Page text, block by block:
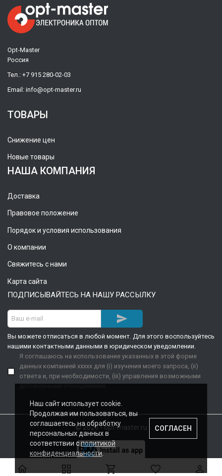
Opt-Master
Россия
Тел.: +7 915 280-02-03
Email: info@opt-master.ru
ТОВАРЫ
Снижение цен
Новые товары
НАША КОМПАНИЯ
Доставка
Правовое положение
Порядок и условия использования
О компании
Свяжитесь с нами
Карта сайта
ПОДПИСЫВАЙТЕСЬ НА НАШУ РАССЫЛКУ

Вы можете отписаться в любой момент. Для этого воспользуйтесь
нашими контактными данными в юридическом уведомлении.
Я соглашаюсь на использование указанных в этой форме
данных компанией xxxxx для (i) изучения моего запроса, (ii)
ответа и, при необходимости, (iii) управления возможными
договорными отношениями.
© 2026 - opt-master.ru
    
Наш сайт использует cookie.
Продолжая им пользоваться, вы
соглашаетесь на обработку
персональных данных в
соответствии сполитикой
конфиденциальности.
СОГЛАСЕН